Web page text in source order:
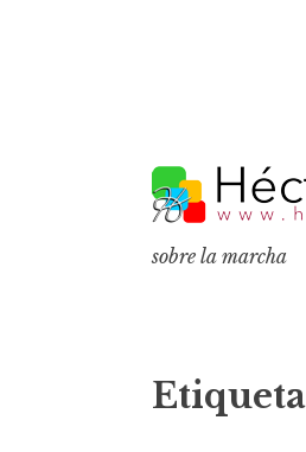
k
i
p
o
n
sobre la marcha